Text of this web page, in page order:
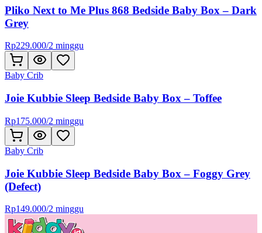
Pliko Next to Me Plus 868 Bedside Baby Box – Dark
Grey
Rp229.000/2 minggu
Baby Crib
Joie Kubbie Sleep Bedside Baby Box – Toffee
Rp175.000/2 minggu
Baby Crib
Joie Kubbie Sleep Bedside Baby Box – Foggy Grey
(Defect)
Rp149.000/2 minggu